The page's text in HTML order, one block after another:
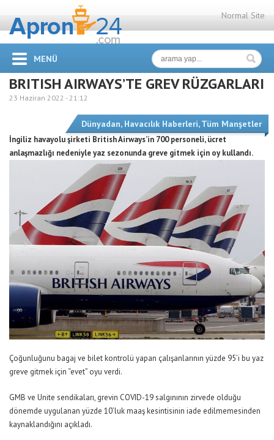
Normal Site
MENÜ
BRITISH AIRWAYS’TE GREV RÜZGARLARI
23 Haziran 2022 -21:12
Dünyadan, Havacılık Haberleri,Tüm Manşetler
İngiliz havayolu şirketi British Airways’in 700 personeli, ücret
anlaşmazlığı nedeniyle yaz sezonunda greve gitmek için oy kullandı.
Çoğunluğunu bagaj ve bilet kontrolü yapan çalışanlarının yüzde 95’i bu yaz
greve gitmek için “evet” oyu verdi.
GMB ve Unite sendikaları, grevin COVID-19 salgınının zirvede olduğu
dönemde uygulanan yüzde 10’luk maaş kesintisinin iade edilmemesinden
kaynaklandığını açıkladı.